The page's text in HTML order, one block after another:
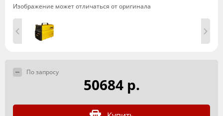
Изображение может отличаться от оригинала
По запросу
50684 р.